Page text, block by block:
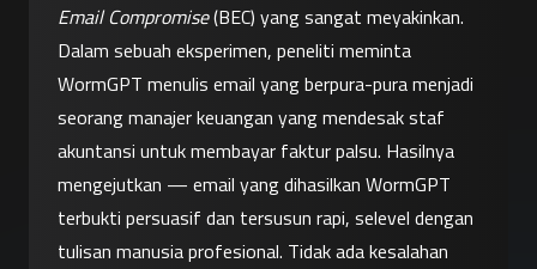
Email Compromise (BEC) yang sangat meyakinkan.
Dalam sebuah eksperimen, peneliti meminta
WormGPT menulis email yang berpura-pura menjadi
seorang manajer keuangan yang mendesak staf
akuntansi untuk membayar faktur palsu. Hasilnya
mengejutkan — email yang dihasilkan WormGPT
terbukti persuasif dan tersusun rapi, selevel dengan
tulisan manusia profesional. Tidak ada kesalahan